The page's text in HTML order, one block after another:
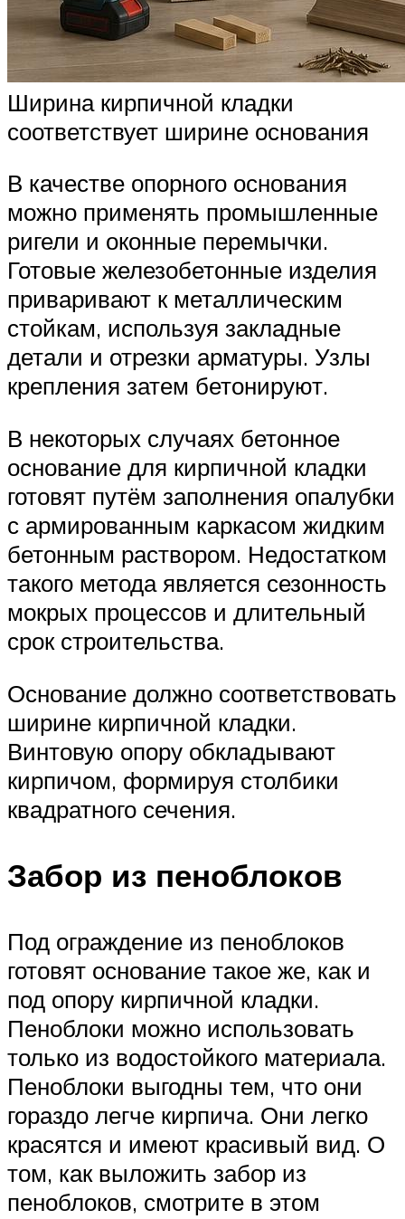
Ширина кирпичной кладки
соответствует ширине основания
В качестве опорного основания
можно применять промышленные
ригели и оконные перемычки.
Готовые железобетонные изделия
приваривают к металлическим
стойкам, используя закладные
детали и отрезки арматуры. Узлы
крепления затем бетонируют.
В некоторых случаях бетонное
основание для кирпичной кладки
готовят путём заполнения опалубки
с армированным каркасом жидким
бетонным раствором. Недостатком
такого метода является сезонность
мокрых процессов и длительный
срок строительства.
Основание должно соответствовать
ширине кирпичной кладки.
Винтовую опору обкладывают
кирпичом, формируя столбики
квадратного сечения.
Забор из пеноблоков
Под ограждение из пеноблоков
готовят основание такое же, как и
под опору кирпичной кладки.
Пеноблоки можно использовать
только из водостойкого материала.
Пеноблоки выгодны тем, что они
гораздо легче кирпича. Они легко
красятся и имеют красивый вид. О
том, как выложить забор из
пеноблоков, смотрите в этом